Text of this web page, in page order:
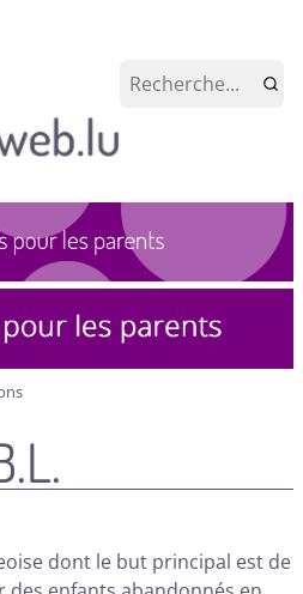
dont le but principal est de